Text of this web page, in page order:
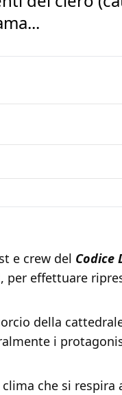
e crew del Codice
effettuare
della
i
che si respira